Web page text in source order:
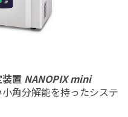
置 NANOPIX mini
角分解能を持ったシステ